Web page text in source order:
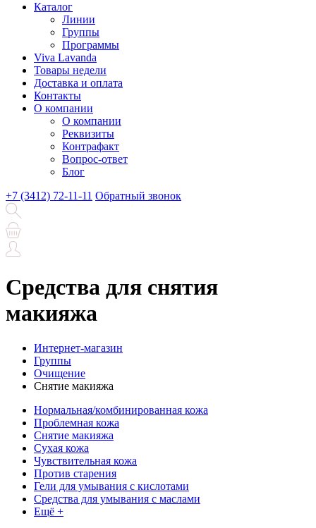
Каталог
Линии
Группы
Программы
Viva Lavanda
Товары недели
Доставка и оплата
Контакты
О компании
О компании
Реквизиты
Контрафакт
Вопрос-ответ
Блог
+7 (3412) 72-11-11 Обратный звонок
Средства для снятия
макияжа
Интернет-магазин
Группы
Очищение
Снятие макияжа
Нормальная/комбинированная кожа
Проблемная кожа
Снятие макияжа
Сухая кожа
Чувствительная кожа
Против старения
Гели для умывания с кислотами
Средства для умывания с маслами
Ещё +